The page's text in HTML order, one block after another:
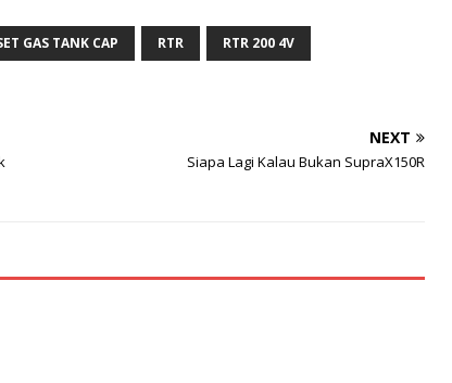
GAS TANK CAP RTR RTR 200 4V
NEXT
Siapa Lagi Kalau Bukan SupraX150R